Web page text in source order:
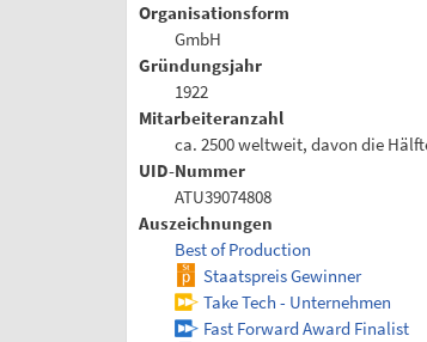
Organisationsform
GmbH
Gründungsjahr
1922
Mitarbeiteranzahl
ca. 2500 weltweit, davon die
UID-Nummer
ATU39074808
Auszeichnungen
Best of Production
Staatspreis Gewinner
Take Tech - Unternehmen
Fast Forward Award Finalist